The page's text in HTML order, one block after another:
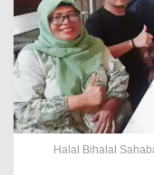
b
t
W
t
Halal Bihalal